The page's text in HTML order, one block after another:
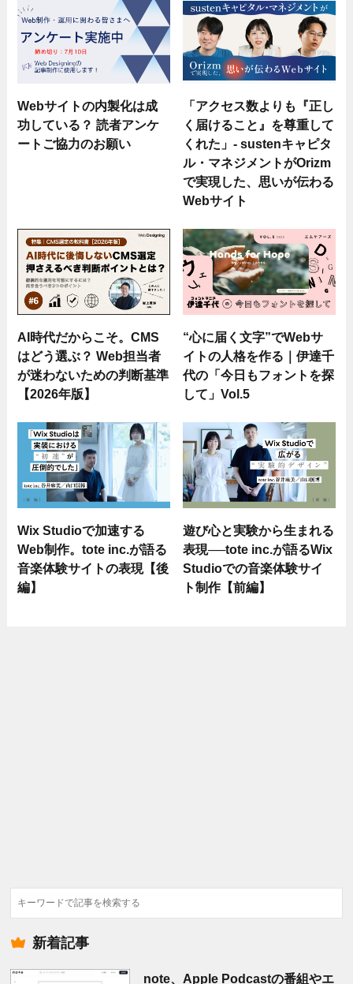
Webサイトの内製化は成
功している？ 読者アンケ
ートご協力のお願い
「アクセス数よりも『正し
く届けること』を尊重して
くれた」- sustenキャピタ
ル・マネジメントがOrizm
で実現した、思いが伝わる
Webサイト
AI時代だからこそ。CMS
はどう選ぶ？ Web担当者
が迷わないための判断基準
【2026年版】
“心に届く文字”でWebサ
イトの人格を作る｜伊達千
代の「今日もフォントを探
して」Vol.5
Wix Studioで加速する
Web制作。tote inc.が語る
音楽体験サイトの表現【後
編】
遊び心と実験から生まれる
表現──tote inc.が語るWix
Studioでの音楽体験サイ
ト制作【前編】
検
索
新着記事
note、Apple Podcastの番組やエ